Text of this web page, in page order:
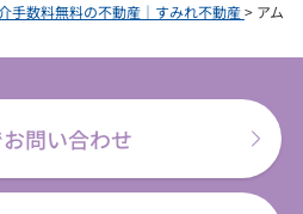
手数料無料の不動産｜すみれ不動産> アム
問い合わせ